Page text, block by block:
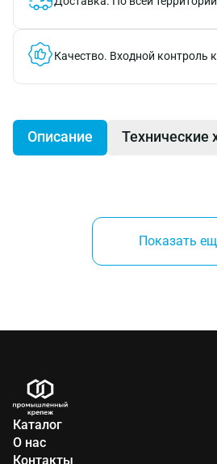
Качество. Входной контроль
Описание Технические
Жесткий, универсального
две сделанные из МДФ
положение передней части
Показать
Каталог
О нас
Контакты